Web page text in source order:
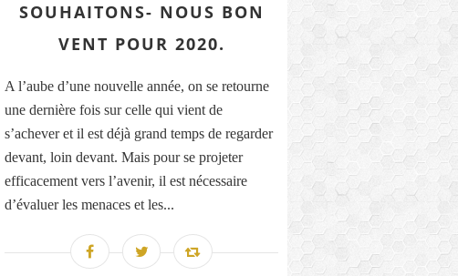
SOUHAITONS- NOUS BON
VENT POUR 2020.
A l’aube d’une nouvelle année, on se retourne
une dernière fois sur celle qui vient de
s’achever et il est déjà grand temps de regarder
devant, loin devant. Mais pour se projeter
efficacement vers l’avenir, il est nécessaire
d’évaluer les menaces et les...